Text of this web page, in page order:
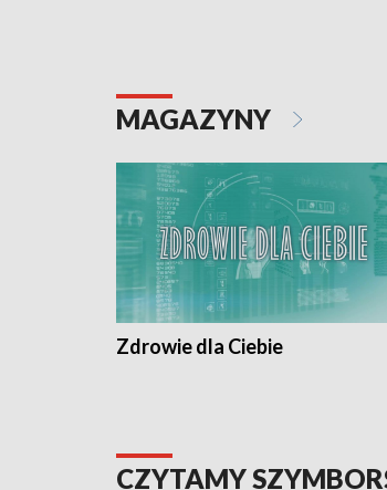
MAGAZYNY
Zdrowie dla Ciebie
CZYTAMY